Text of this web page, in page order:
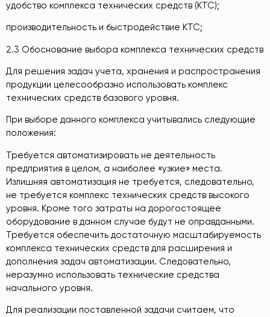
удобство комплекса технических средств (КТС);
производительность и быстродействие КТС;
2.3 Обоснование выбора комплекса технических средств
Для решения задач учета, хранения и распространения
продукции целесообразно использовать комплекс
технических средств базового уровня.
При выборе данного комплекса учитывались следующие
положения:
Требуется автоматизировать не деятельность
предприятия в целом, а наиболее «узкие» места.
Излишняя автоматизация не требуется, следовательно,
не требуется комплекс технических средств высокого
уровня. Кроме того затраты на дорогостоящее
оборудование в данном случае будут не оправданными.
Требуется обеспечить достаточную масштабируемость
комплекса технических средств для расширения и
дополнения задач автоматизации. Следовательно,
неразумно использовать технические средства
начального уровня.
Для реализации поставленной задачи считаем, что